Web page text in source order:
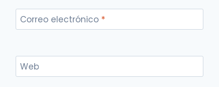
Correo electrónico *
Web